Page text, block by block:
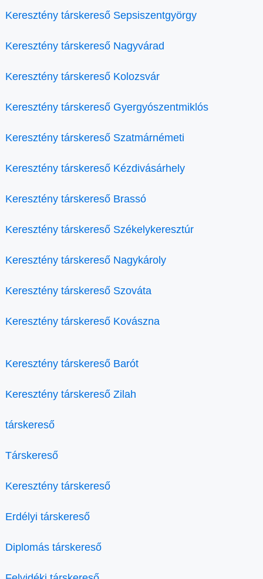
Keresztény társkereső Sepsiszentgyörgy
Keresztény társkereső Nagyvárad
Keresztény társkereső Kolozsvár
Keresztény társkereső Gyergyószentmiklós
Keresztény társkereső Szatmárnémeti
Keresztény társkereső Kézdivásárhely
Keresztény társkereső Brassó
Keresztény társkereső Székelykeresztúr
Keresztény társkereső Nagykároly
Keresztény társkereső Szováta
Keresztény társkereső Kovászna
Keresztény társkereső Barót
Keresztény társkereső Zilah
társkereső
Társkereső
Keresztény társkereső
Erdélyi társkereső
Diplomás társkereső